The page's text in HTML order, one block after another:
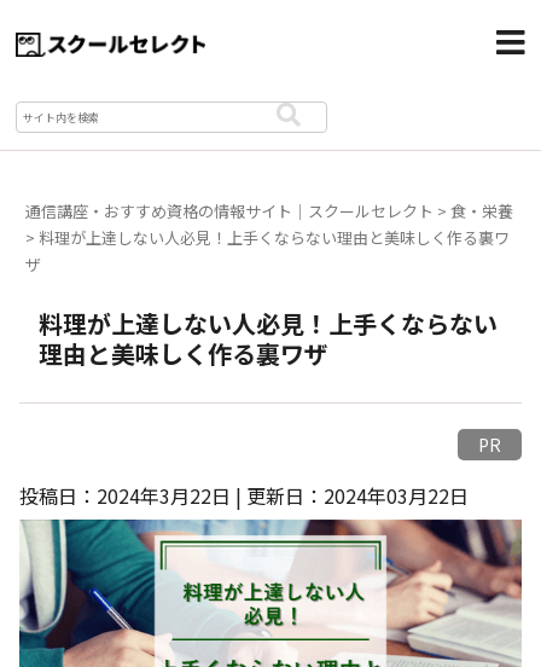
通信講座・おすすめ資格の情報サイト｜スクールセレクト >食・栄養
> 料理が上達しない人必見！上手くならない理由と美味しく作る裏ワ
ザ
料理が上達しない人必見！上手くならない
理由と美味しく作る裏ワザ
PR
投稿日：2024年3月22日 | 更新日：2024年03月22日